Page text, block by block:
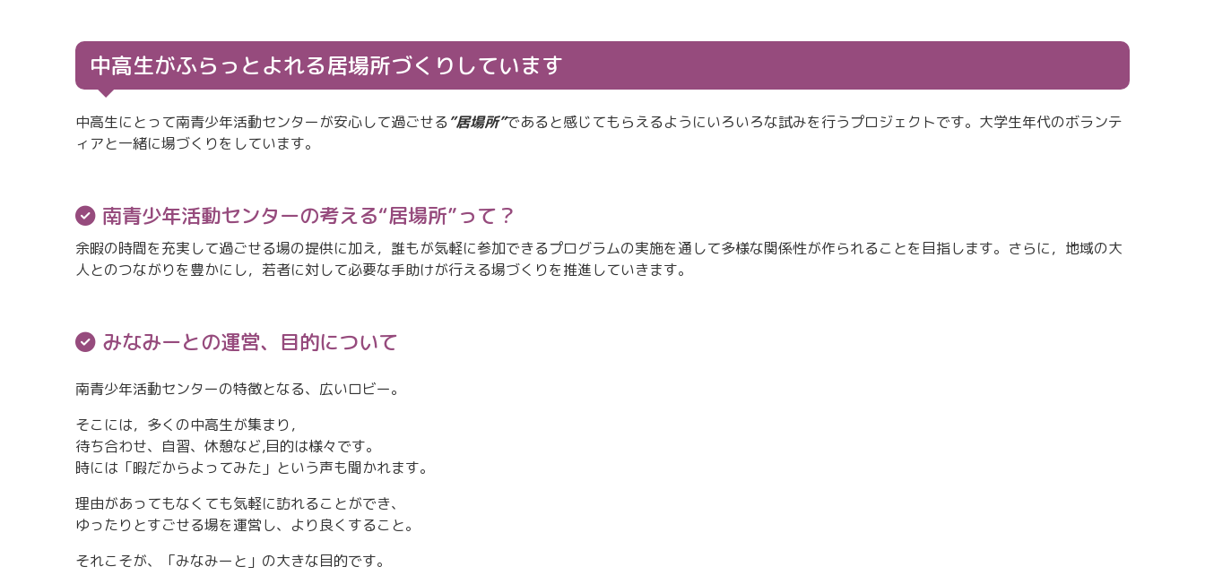
中高生がふらっとよれる居場所づくりしています
中高生にとって南青少年活動センターが安心して過ごせる”居場所”であると感じてもらえるようにいろいろな試みを行うプロジェクトです。大学生年代のボランテ
ィアと一緒に場づくりをしています。
南青少年活動センターの考える“居場所”って？
余暇の時間を充実して過ごせる場の提供に加え，誰もが気軽に参加できるプログラムの実施を通して多様な関係性が作られることを目指します。さらに，地域の大
人とのつながりを豊かにし，若者に対して必要な手助けが行える場づくりを推進していきます。
みなみーとの運営、目的について
南青少年活動センターの特徴となる、広いロビー。
そこには，多くの中高生が集まり，
待ち合わせ、自習、休憩など,目的は様々です。
時には「暇だからよってみた」という声も聞かれます。
理由があってもなくても気軽に訪れることができ、
ゆったりとすごせる場を運営し、より良くすること。
それこそが、「みなみーと」の大きな目的です。